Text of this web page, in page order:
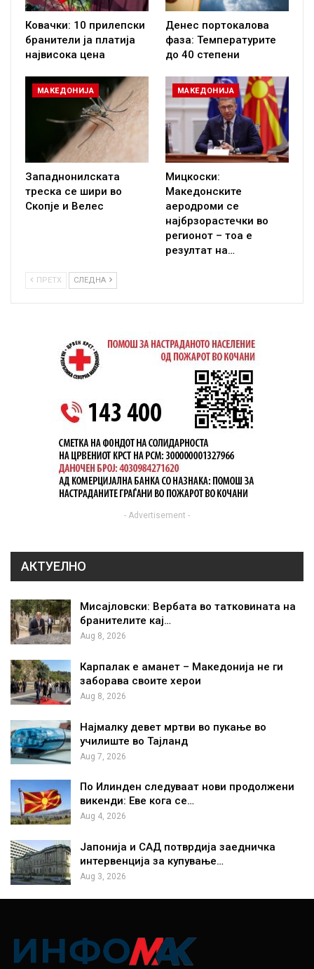
Ковачки: 10 прилепски
бранители ја платија
највисока цена
Денес портокалова
фаза: Температурите
до 40 степени
МАКЕДОНИЈА
Западнонилската
треска се шири во
Скопје и Велес
МАКЕДОНИЈА
Мицкоски:
Македонските
аеродроми се
најбрзорастечки во
регионот – тоа е
резултат на…
ПРЕТХ СЛЕДНА
- Advertisement -
АКТУЕЛНО
Мисајловски: Вербата во татковината на
бранителите кај…
Aug 8, 2026
Карпалак е аманет – Македонија не ги
заборава своите херои
Aug 8, 2026
Најмалку девет мртви во пукање во
училиште во Тајланд
Aug 7, 2026
По Илинден следуваат нови продолжени
викенди: Еве кога се…
Aug 4, 2026
Јапонија и САД потврдија заедничка
интервенција за купување…
Aug 3, 2026